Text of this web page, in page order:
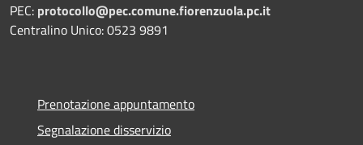
PEC: protocollo@pec.comune.fiorenzuola.pc.it
Centralino Unico: 0523 9891
Prenotazione appuntamento
Segnalazione disservizio